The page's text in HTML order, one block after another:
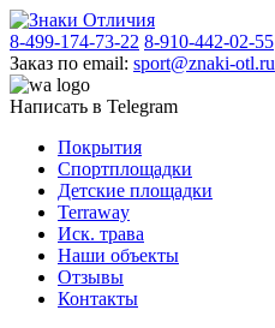
8-499-174-73-22 8-910-442-02-55
Заказ по email: sport@znaki-otl.ru
Написать в Telegram
Покрытия
Спортплощадки
Детские площадки
Terraway
Иск. трава
Наши объекты
Отзывы
Контакты